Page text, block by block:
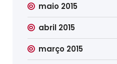
maio 2015
abril 2015
março 2015